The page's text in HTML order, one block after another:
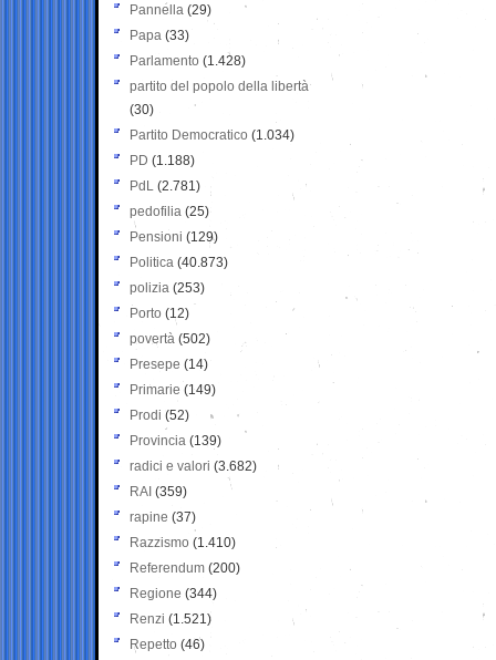
Pannella (29)
Papa (33)
Parlamento (1.428)
partito del popolo della libertà
(30)
Partito Democratico (1.034)
PD (1.188)
PdL (2.781)
pedofilia (25)
Pensioni (129)
Politica (40.873)
polizia (253)
Porto (12)
povertà (502)
Presepe (14)
Primarie (149)
Prodi (52)
Provincia (139)
radici e valori (3.682)
RAI (359)
rapine (37)
Razzismo (1.410)
Referendum (200)
Regione (344)
Renzi (1.521)
Repetto (46)